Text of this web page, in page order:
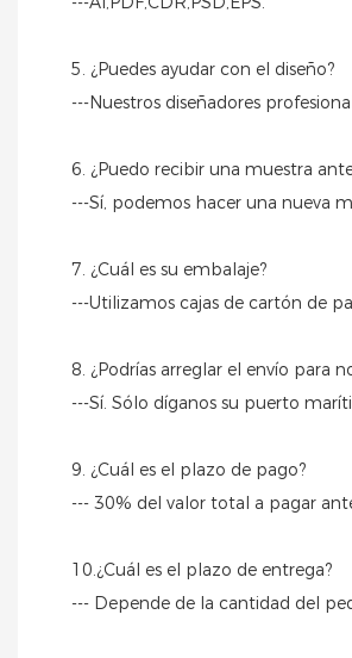
5. ¿Puedes ayudar con el diseño?
---Nuestros diseñadores
6. ¿Puedo recibir una muestra
---Sí, podemos hacer una nueva
7. ¿Cuál es su embalaje?
---Utilizamos cajas de cartón de
8. ¿Podrías arreglar el envío para
---Sí. Sólo díganos su puerto
9. ¿Cuál es el plazo de pago?
--- 30% del valor total a pagar
10.¿Cuál es el plazo de entrega?
--- Depende de la cantidad del